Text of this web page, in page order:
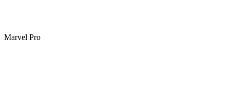
Marvel Pro